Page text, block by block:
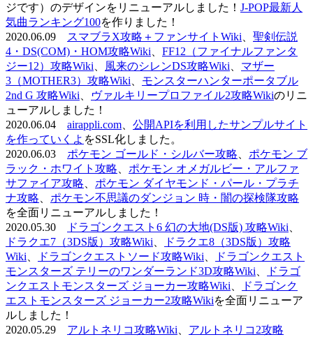
ジです）のデザインをリニューアルしました！ J-POP最新人
気曲ランキング100を作りました！
2020.06.09
スマブラX攻略＋ファンサイトWiki
聖剣伝説
4・DS(COM)・HOM攻略Wiki
FF12（ファイナルファンタ
ジー12）攻略Wiki
風来のシレンDS攻略Wiki
マザー
3（MOTHER3）攻略Wiki
モンスターハンターポータブル
2nd G 攻略Wiki
ヴァルキリープロファイル2攻略Wikiのリニ
ューアルしました！
2020.06.04 airappli.com
公開APIを利用したサンプルサイト
を作っていくよ をSSL化しました。
2020.06.03 ポケモン ゴールド・シルバー攻略
ポケモン ブ
ラック・ホワイト攻略
ポケモン オメガルビー・アルファ
サファイア攻略
ポケモン ダイヤモンド・パール・プラチ
ナ攻略
ポケモン不思議のダンジョン 時・闇の探検隊攻略
を全面リニューアルしました！
2020.05.30
ドラゴンクエスト6 幻の大地(DS版) 攻略Wiki
ドラクエ7（3DS版）攻略Wiki
ドラクエ8（3DS版）攻略
Wiki
ドラゴンクエストソード攻略Wiki
ドラゴンクエスト
モンスターズ テリーのワンダーランド3D攻略Wiki
ドラゴ
ンクエストモンスターズ ジョーカー攻略Wiki
ドラゴンク
エストモンスターズ ジョーカー2攻略Wikiを全面リニューア
ルしました！
2020.05.29 アルトネリコ攻略Wiki
アルトネリコ2攻略